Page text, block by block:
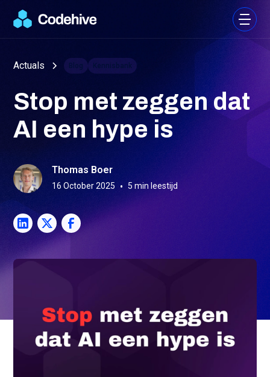
Actuals Blog Kennisbank
Stop met zeggen dat
AI een hype is
Thomas Boer
16 October 2025 • 5 min leestijd